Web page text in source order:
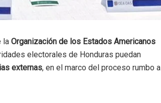
la Organización de los Estados Americanos
electorales de Honduras puedan
externas, en el marco del proceso rumbo a